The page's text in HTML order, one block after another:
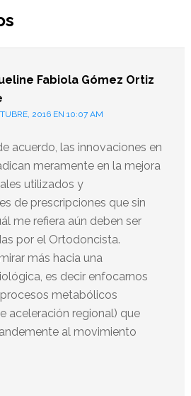
Fabiola Gómez Ortiz
2016 EN 10:07 AM
acuerdo, las innovaciones en
meramente en la mejora
utilizados y
de prescripciones que sin
me refiera aún deben ser
por el Ortodoncista.
más hacia una
es decir enfocarnos
metabólicos
aceleración regional) que
al movimiento